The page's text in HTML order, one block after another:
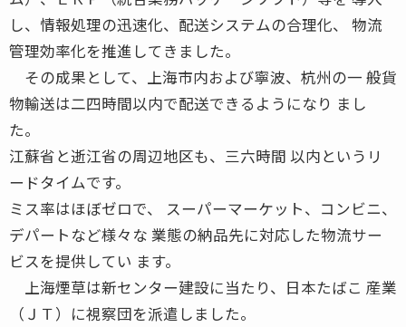
し、情報処理の迅速化、配送システムの合理化、 物流
管理効率化を推進してきました。
その成果として、上海市内および寧波、杭州の一 般貨
物輸送は二四時間以内で配送できるようになり まし
た。
江蘇省と逝江省の周辺地区も、三六時間 以内というリ
ードタイムです。
ミス率はほぼゼロで、 スーパーマーケット、コンビニ、
デパートなど様々な 業態の納品先に対応した物流サー
ビスを提供してい ます。
上海煙草は新センター建設に当たり、日本たばこ 産業
（ＪＴ）に視察団を派遣しました。